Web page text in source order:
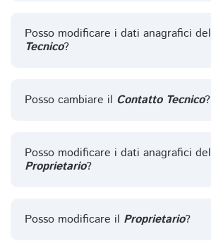
Posso modificare i dati anagrafici del
Tecnico?
Posso cambiare il Contatto Tecnico?
Posso modificare i dati anagrafici del
Proprietario?
Posso modificare il Proprietario?